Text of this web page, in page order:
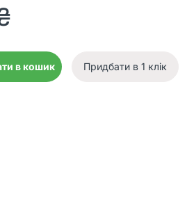
Earmor M32 PLUS quantity
в кошик
Придбати в 1 клік